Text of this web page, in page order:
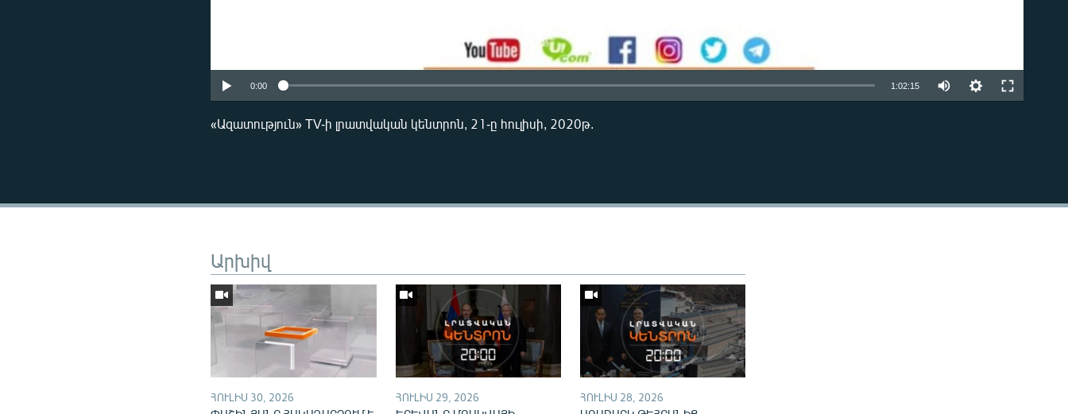
Auto 240p 360p
720p
0:00 1:02:15
«Ազատություն» TV-ի լրատվական կենտրոն, 21-ը հուլիսի, 2020թ.
Արխիվ
ՀՈՒԼԻՍ 30, 2026 ՀՈՒԼԻՍ 29, 2026 ՀՈՒԼԻՍ 28, 2026